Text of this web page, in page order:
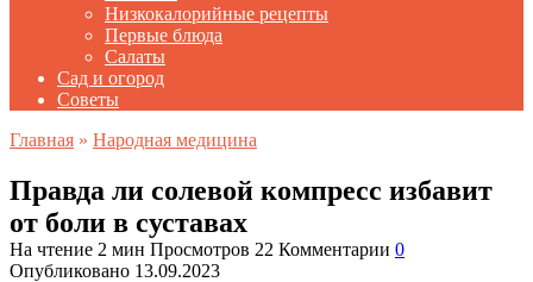
Низкокалорийные рецепты
Первые блюда
Салаты
Сад и огород
Советы
Главная » Народная медицина
Правда ли солевой компресс избавит
от боли в суставах
На чтение 2 мин Просмотров 22 Комментарии 0
Опубликовано 13.09.2023